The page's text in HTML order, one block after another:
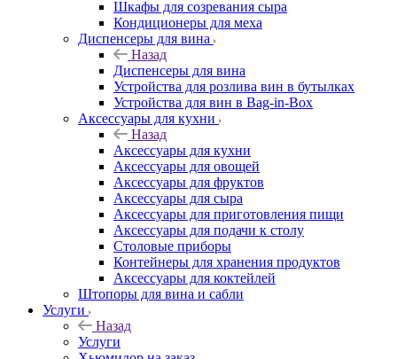
Шкафы для созревания сыра
Кондиционеры для меха
Диспенсеры для вина
Назад
Диспенсеры для вина
Устройства для розлива вин в бутылках
Устройства для вин в Bag-in-Box
Аксессуары для кухни
Назад
Аксессуары для кухни
Аксессуары для овощей
Аксессуары для фруктов
Аксессуары для сыра
Аксессуары для приготовления пищи
Аксессуары для подачи к столу
Столовые приборы
Контейнеры для хранения продуктов
Аксессуары для коктейлей
Штопоры для вина и сабли
Услуги
Назад
Услуги